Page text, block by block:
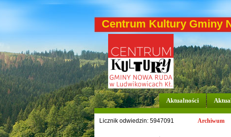
Centrum Kultury Gminy
Aktualności
Licznik odwiedzin: 5947091 Archiwum